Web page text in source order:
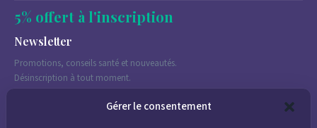
Gérer le consentement
5% offert à l'inscription
Newsletter
Promotions, conseils santé et nouveautés.
Désinscription à tout moment.